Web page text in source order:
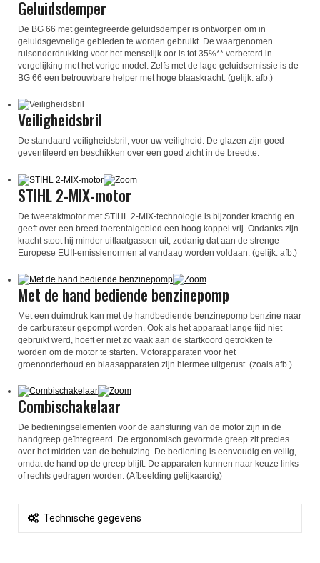
Geluidsdemper
De BG 66 met geïntegreerde geluidsdemper is ontworpen om in
geluidsgevoelige gebieden te worden gebruikt. De waargenomen
ruisonderdrukking voor het menselijk oor is tot 35%** verbeterd in
vergelijking met het vorige model. Zelfs met de lage geluidsemissie is de
BG 66 een betrouwbare helper met hoge blaaskracht. (gelijk. afb.)
Veiligheidsbril
De standaard veiligheidsbril, voor uw veiligheid. De glazen zijn goed
geventileerd en beschikken over een goed zicht in de breedte.
STIHL 2-MIX-motor
De tweetaktmotor met STIHL 2-MIX-technologie is bijzonder krachtig en
geeft over een breed toerentalgebied een hoog koppel vrij. Ondanks zijn
kracht stoot hij minder uitlaatgassen uit, zodanig dat aan de strenge
Europese EUII-emissienormen al vandaag worden voldaan. (gelijk. afb.)
Met de hand bediende benzinepomp
Met een duimdruk kan met de handbediende benzinepomp benzine naar
de carburateur gepompt worden. Ook als het apparaat lange tijd niet
gebruikt werd, hoeft er niet zo vaak aan de startkoord getrokken te
worden om de motor te starten. Motorapparaten voor het
groenonderhoud en blaasapparaten zijn hiermee uitgerust. (zoals afb.)
Combischakelaar
De bedieningselementen voor de aansturing van de motor zijn in de
handgreep geïntegreerd. De ergonomisch gevormde greep zit precies
over het midden van de behuizing. De bediening is eenvoudig en veilig,
omdat de hand op de greep blijft. De apparaten kunnen naar keuze links
of rechts gedragen worden. (Afbeelding gelijkaardig)
Technische gegevens